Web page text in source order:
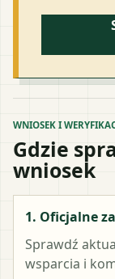
WNIOSEK I
Gdzie
wniosek
1. Oficjalne
Sprawdź
wsparcia i